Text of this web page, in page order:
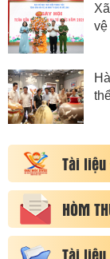
vệ
Tài
HÒM
Tài